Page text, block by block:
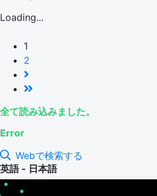
Loading...
1
2
全て読み込みました。
Error
Webで検索する
英語 - 日本語